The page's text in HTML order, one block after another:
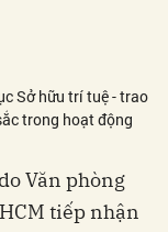
Sở hữu trí tuệ - trao
trong hoạt động
Văn phòng
tiếp nhận